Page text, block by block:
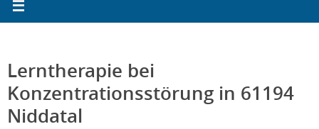
Lerntherapie bei
Konzentrationsstörung in 61194
Niddatal